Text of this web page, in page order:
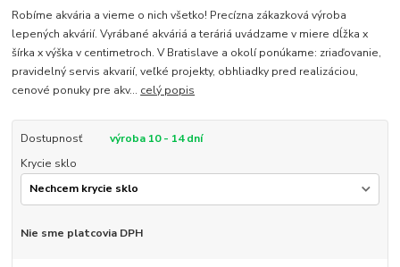
Robíme akvária a vieme o nich všetko! Precízna zákazková výroba
lepených akvárií. Vyrábané akváriá a teráriá uvádzame v miere dĺžka x
šírka x výška v centimetroch. V Bratislave a okolí ponúkame: zriaďovanie,
pravidelný servis akvarií, veľké projekty, obhliadky pred realizáciou,
cenové ponuky pre akv... celý popis
Dostupnosť
výroba 10 - 14 dní
Krycie sklo
Nie sme platcovia DPH